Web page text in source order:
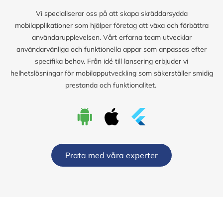
Vi specialiserar oss på att skapa skräddarsydda
mobilapplikationer som hjälper företag att växa och förbättra
användarupplevelsen. Vårt erfarna team utvecklar
användarvänliga och funktionella appar som anpassas efter
specifika behov. Från idé till lansering erbjuder vi
helhetslösningar för mobilapputveckling som säkerställer smidig
prestanda och funktionalitet.
Prata med våra experter